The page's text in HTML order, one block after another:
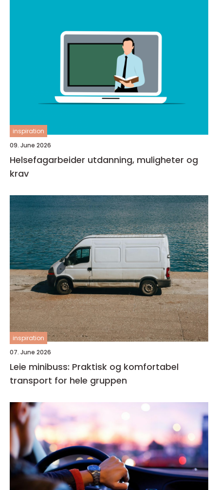
inspiration
09. June 2026
Helsefagarbeider utdanning, muligheter og
krav
inspiration
07. June 2026
Leie minibuss: Praktisk og komfortabel
transport for hele gruppen